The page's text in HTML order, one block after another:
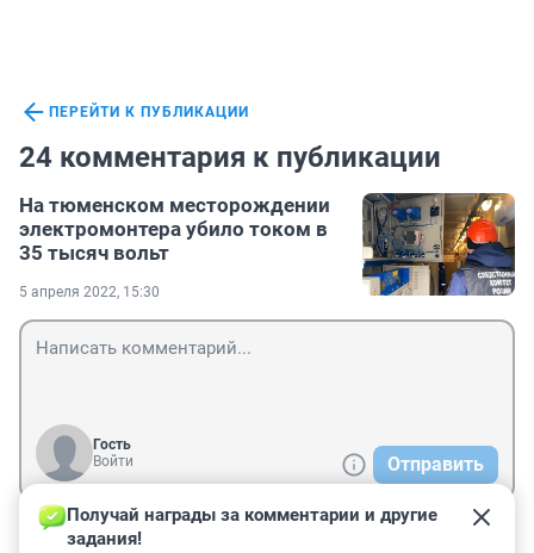
ПЕРЕЙТИ К ПУБЛИКАЦИИ
24 комментария к публикации
На тюменском месторождении
электромонтера убило током в
35 тысяч вольт
5 апреля 2022, 15:30
Гость
Войти
Отправить
Гость
Получай награды за комментарии и другие
задания!